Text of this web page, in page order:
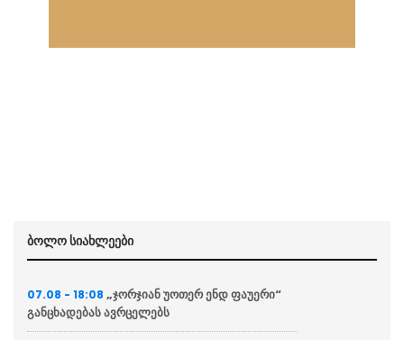
ბოლო სიახლეები
07.08 - 18:08 „ჯორჯიან უოთერ ენდ ფაუერი“
განცხადებას ავრცელებს